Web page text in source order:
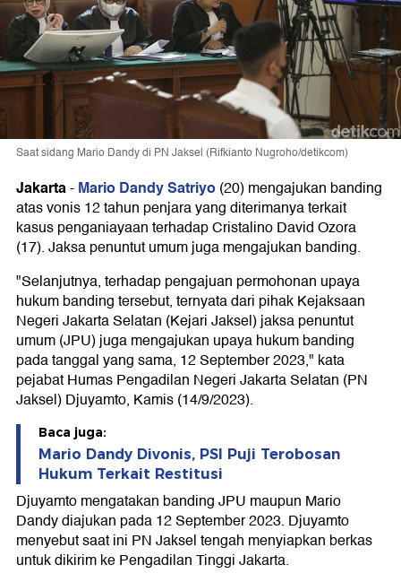
Saat sidang Mario Dandy di PN Jaksel (Rifkianto Nugroho/detikcom)
Jakarta-Mario Dandy Satriyo(20) mengajukan banding
atas vonis 12 tahun penjara yang diterimanya terkait
kasus penganiayaan terhadap Cristalino David Ozora
(17). Jaksa penuntut umum juga mengajukan banding.
"Selanjutnya, terhadap pengajuan permohonan upaya
hukum banding tersebut, ternyata dari pihak Kejaksaan
Negeri Jakarta Selatan (Kejari Jaksel) jaksa penuntut
umum (JPU) juga mengajukan upaya hukum banding
pada tanggal yang sama, 12 September 2023," kata
pejabat Humas Pengadilan Negeri Jakarta Selatan (PN
Jaksel) Djuyamto, Kamis (14/9/2023).
Baca juga:
Mario Dandy Divonis, PSI Puji Terobosan
Hukum Terkait Restitusi
Djuyamto mengatakan banding JPU maupun Mario
Dandy diajukan pada 12 September 2023. Djuyamto
menyebut saat ini PN Jaksel tengah menyiapkan berkas
untuk dikirim ke Pengadilan Tinggi Jakarta.